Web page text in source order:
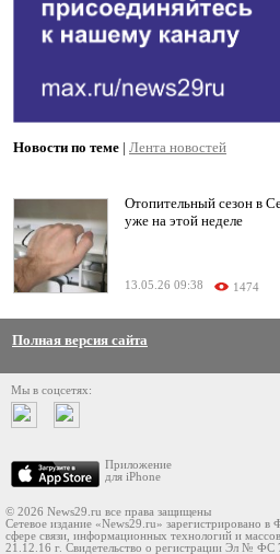
Новости по теме | Лента новостей
Отопительный сезон в
уже на этой неделе
13.05.26 09:38 1474
Полная версия сайта
Мы в соцсетях:
Приложение
для iPhone
© 2026 News29.ru все права защищены
Сетевое издание «News29.ru» зарегистрировано
сфере связи, информационных технологий и
21.12.16 г. Свидетельство о регистрации Эл № ФС